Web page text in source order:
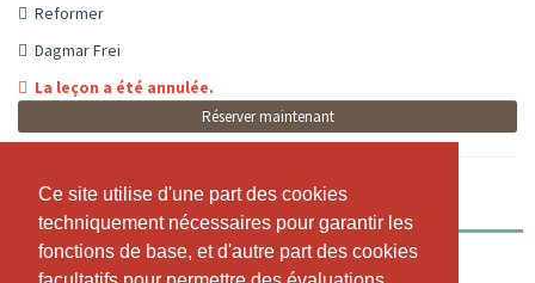
Ce site utilise d'une part des cookies
techniquement nécessaires pour garantir les
fonctions de base, et d'autre part des cookies
Ce site utilise d'une part des cookies
techniquement nécessaires pour garantir les
fonctions de base, et d'autre part des cookies
Reformer
Dagmar Frei
La leçon a été annulée.
Réserver maintenant
Rückbildung Reformer Plus - Kopie
10:00 - 11:00